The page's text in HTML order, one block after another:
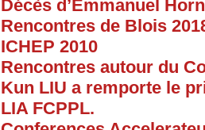
Décès d’Emmanuel
Rencontres de Blois
ICHEP 2010
Rencontres autour du
Kun LIU a remporte le
LIA FCPPL.